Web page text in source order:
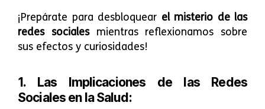
¡Prepárate para desbloquear el misterio de las
redes socialesmientras reflexionamos sobre
sus efectos y curiosidades!
1. Las Implicaciones de las Redes
Sociales en la Salud: